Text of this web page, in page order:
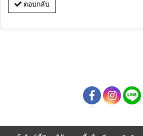
ตอบกลับ